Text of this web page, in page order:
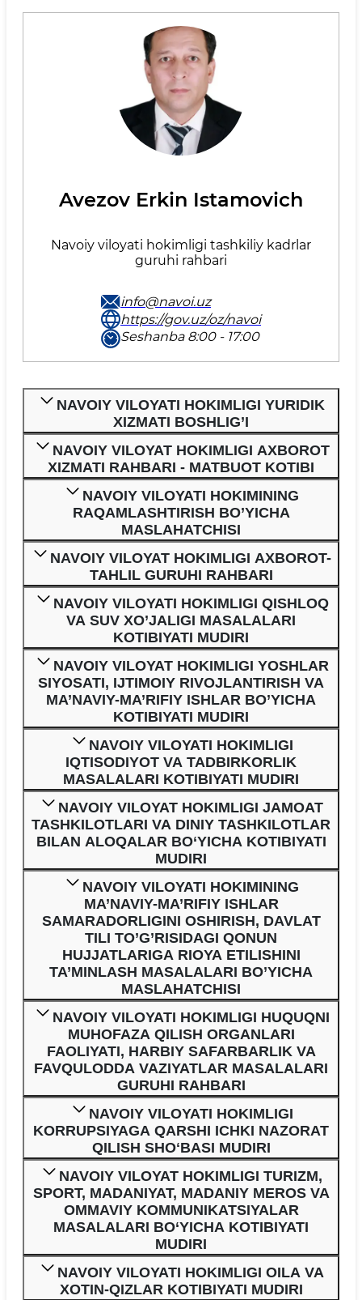
Avezov Erkin Istamovich
Navoiy viloyati hokimligi tashkiliy kadrlar
guruhi rahbari
info@navoi.uz
https://gov.uz/oz/navoi
Seshanba 8:00 - 17:00
NAVOIY VILOYATI HOKIMLIGI YURIDIK
XIZMATI BOSHLIG’I
NAVOIY VILOYAT HOKIMLIGI AXBOROT
XIZMATI RAHBARI - MATBUOT KOTIBI
NAVOIY VILOYATI HOKIMINING
RAQAMLASHTIRISH BO’YICHA
MASLAHATCHISI
NAVOIY VILOYAT HOKIMLIGI AXBOROT-
TAHLIL GURUHI RAHBARI
NAVOIY VILOYATI HOKIMLIGI QISHLOQ
VA SUV XO’JALIGI MASALALARI
KOTIBIYATI MUDIRI
NAVOIY VILOYAT HOKIMLIGI YOSHLAR
SIYOSATI, IJTIMOIY RIVOJLANTIRISH VA
MA’NAVIY-MA’RIFIY ISHLAR BO’YICHA
KOTIBIYATI MUDIRI
NAVOIY VILOYATI HOKIMLIGI
IQTISODIYOT VA TADBIRKORLIK
MASALALARI KOTIBIYATI MUDIRI
NAVOIY VILOYAT HOKIMLIGI JAMOAT
TASHKILOTLARI VA DINIY TASHKILOTLAR
BILAN ALOQALAR BO‘YICHA KOTIBIYATI
MUDIRI
NAVOIY VILOYATI HOKIMINING
MA’NAVIY-MA’RIFIY ISHLAR
SAMARADORLIGINI OSHIRISH, DAVLAT
TILI TO’G’RISIDAGI QONUN
HUJJATLARIGA RIOYA ETILISHINI
TA’MINLASH MASALALARI BO’YICHA
MASLAHATCHISI
NAVOIY VILOYATI HOKIMLIGI HUQUQNI
MUHOFAZA QILISH ORGANLARI
FAOLIYATI, HARBIY SAFARBARLIK VA
FAVQULODDA VAZIYATLAR MASALALARI
GURUHI RAHBARI
NAVOIY VILOYATI HOKIMLIGI
KORRUPSIYAGA QARSHI ICHKI NAZORAT
QILISH SHOʻBASI MUDIRI
NAVOIY VILOYAT HOKIMLIGI TURIZM,
SPORT, MADANIYAT, MADANIY MEROS VA
OMMAVIY KOMMUNIKATSIYALAR
MASALALARI BO‘YICHA KOTIBIYATI
MUDIRI
NAVOIY VILOYATI HOKIMLIGI OILA VA
XOTIN-QIZLAR KOTIBIYATI MUDIRI